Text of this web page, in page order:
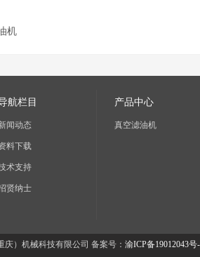
机
航栏目
闻动态
料下载
术支持
贤纳士
产品中心
真空滤油机
庆）机械科技有限公司 备案号： 渝ICP备19012043号